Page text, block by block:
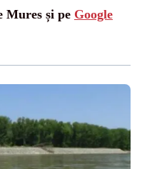
Mures și pe Google